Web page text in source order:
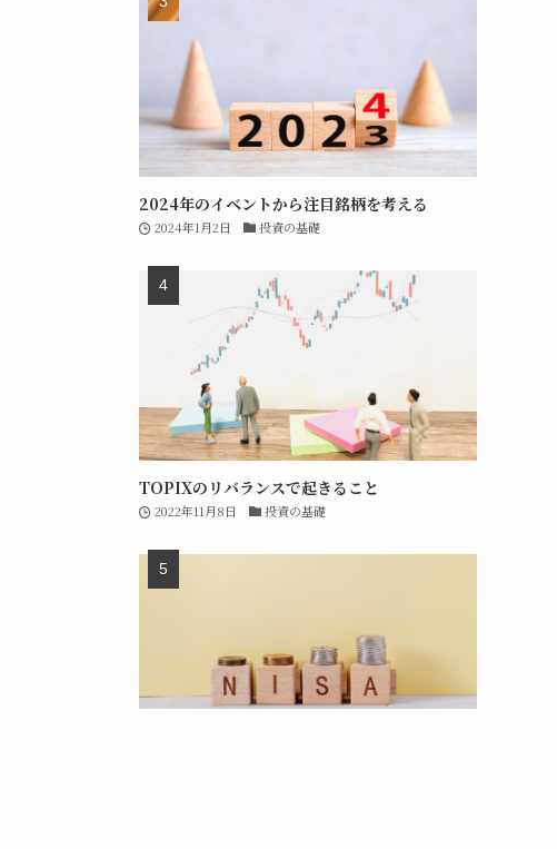
2024年のイベントから注目銘柄を考える
2024年1月2日 投資の基礎
TOPIXのリバランスで起きること
2022年11月8日 投資の基礎